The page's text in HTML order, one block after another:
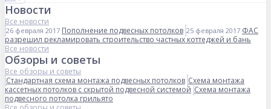
Новости
Все новости
26 февраля 2017 Пополнение подвесных потолков 25 февраля 2017 ФАС
разрешил рекламировать строительство частных коттеджей и бань
Все новости
Обзоры и советы
Все обзоры и советы
Стандартная схема монтажа подвесных потолков Схема монтажа
кассетных потолков с скрытой подвесной системой Схема монтажа
подвесного потолка грильято